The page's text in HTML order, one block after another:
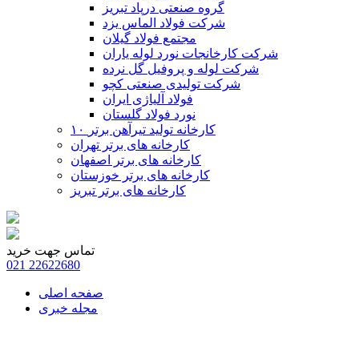
گروه صنعتی درپاد تبریز
شرکت فولاد الماس یزد
مجتمع فولاد گیلان
شرکت کارخانجات نورد لوله یاران
شرکت لوله و پروفیل گل نرده
شرکت تولیدی صنعتی کچو
فولاد آلیاژی ایران
نورد فولاد گلستان
۱۰ کارخانه تولید تیرآهن برتر
کارخانه های برتر تهران
کارخانه های برتر اصفهان
کارخانه های برتر خوزستان
کارخانه های برتر تبریز
تماس جهت خرید
021 22622680
صفحه اصلی
مجله خبری